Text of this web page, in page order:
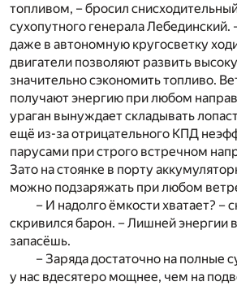
топливом, – бросил
сухопутного генерала
даже в автономную кругосветку
двигатели позволяют развить
значительно сэкономить топливо.
получают энергию при любом
ураган вынуждает складывать
ещё из-за отрицательного КПД
парусами при строго встречном
Зато на стоянке в порту
можно подзаряжать при любом
– И надолго ёмкости хватает? –
скривился барон. – Лишней энергии
запасёшь.
– Заряда достаточно на полные
у нас вдесятеро мощнее, чем на